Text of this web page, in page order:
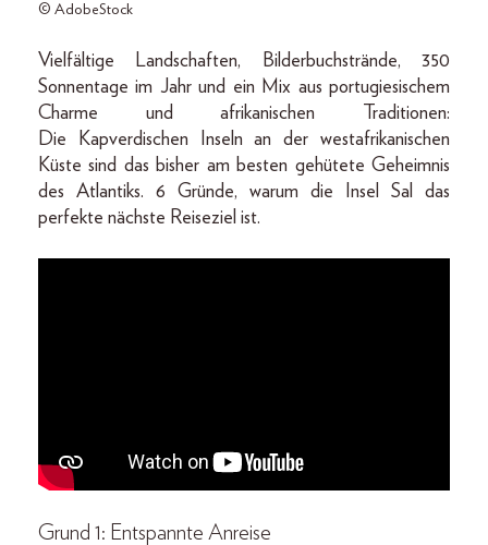
© AdobeStock
Vielfältige Landschaften, Bilderbuchstrände, 350
Sonnentage im Jahr und ein Mix aus portugiesischem
Charme und afrikanischen Traditionen:
Die Kapverdischen Inseln an der westafrikanischen
Küste sind das bisher am besten gehütete Geheimnis
des Atlantiks. 6 Gründe, warum die Insel Sal das
perfekte nächste Reiseziel ist.
Grund 1: Entspannte Anreise